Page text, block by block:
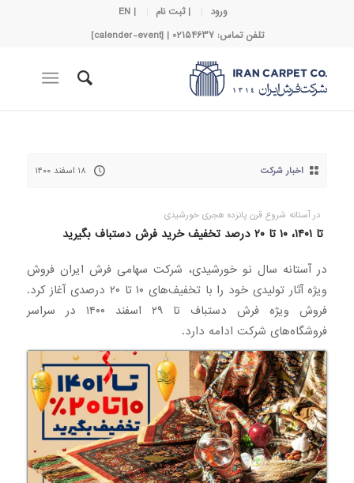
ورود | ثبت نام
| EN
تلفن تماس: 02154637 | [calender-event]
اخبار شرکت ۱۸ اسفند ۱۴۰۰
در آستانه شروع قرن پانزده هجری خورشیدی
تا ۱۴۰۱، ۱۰ تا ۲۰ درصد تخفیف خرید فرش دستباف بگیرید
در آستانه سال نو خورشیدی، شرکت سهامی فرش ایران فروش
ویژه‌ آثار تولیدی خود را با تخفیف‌های ۱۰ تا ۲۰ درصدی آغاز کرد.
فروش ویژه فرش دستباف تا ۲۹ اسفند ۱۴۰۰ در سراسر
فروشگاه‌های شرکت ادامه دارد.